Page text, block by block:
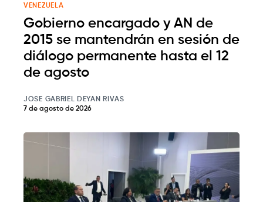
VENEZUELA
Gobierno encargado y AN de
2015 se mantendrán en sesión de
diálogo permanente hasta el 12
de agosto
JOSE GABRIEL DEYAN RIVAS
7 de agosto de 2026